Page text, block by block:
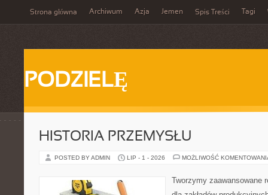
Strona główna Archiwum Azja Jemen Spis Treści Tagi
PODZIELĘ
HISTORIA PRZEMYSŁU
POSTED BY ADMIN LIP - 1 - 2026 MOŻLIWOŚĆ
Tworzymy zaawansowane